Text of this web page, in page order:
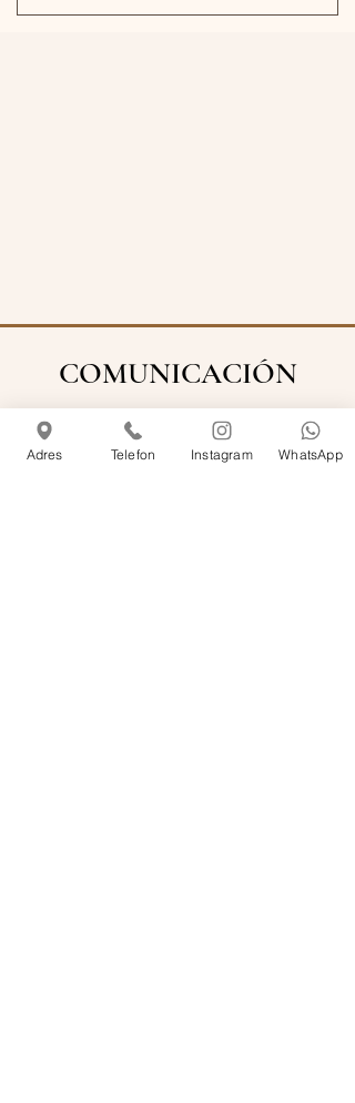
COMUNICACIÓN
info@rosemarinecihangir.com
Adres Telefon Instagram WhatsApp